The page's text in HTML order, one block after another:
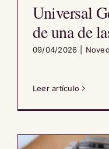
Universal
de una de
09/04/2026
Leer artículo